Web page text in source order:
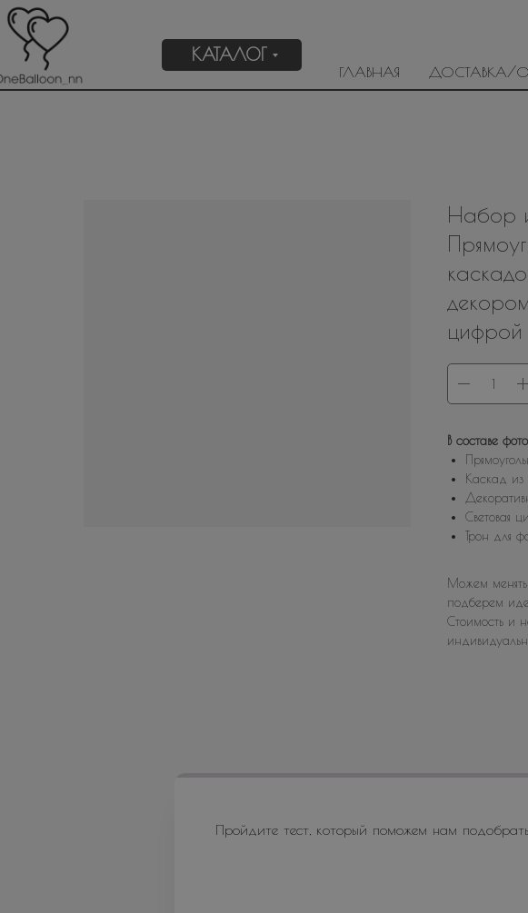
ДОСТАВКА/
ГЛАВНАЯ
КАТАЛОГ
Набор
В составе
Каскад из
Световая
Трон для
Можем
подберем
Стоимость и
Пройдите тест, который поможем нам